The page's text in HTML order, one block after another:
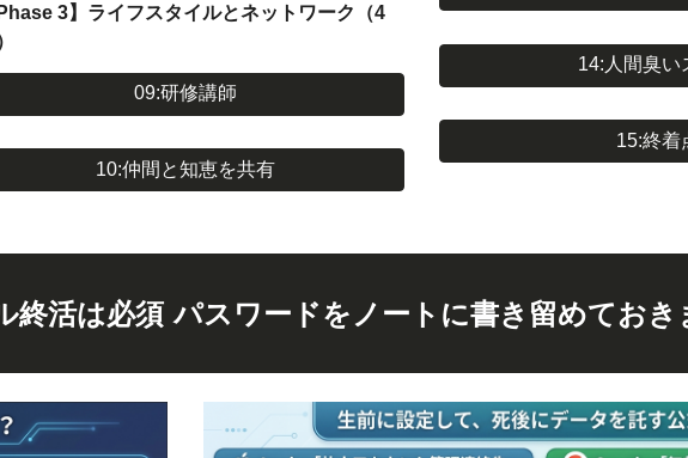
Phase 3】ライフスタイルとネットワーク（4
09:研修講師
10:仲間と知恵を共有
14:人間臭い
15:終着
終活は必須 パスワードをノートに書き留めておき